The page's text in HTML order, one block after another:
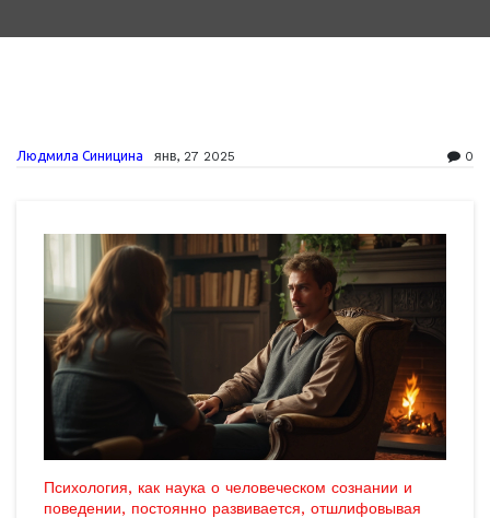
Людмила Синицина янв, 27 2025 0
Психология, как наука о человеческом сознании и
поведении, постоянно развивается, отшлифовывая